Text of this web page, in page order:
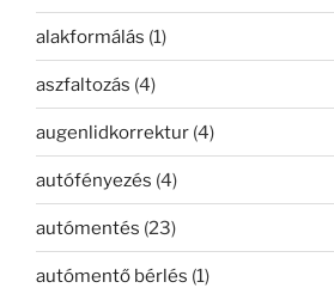
alakformálás (1)
aszfaltozás (4)
augenlidkorrektur (4)
autófényezés (4)
autómentés (23)
autómentő bérlés (1)